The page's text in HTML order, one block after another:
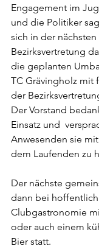
Engagement im
und die Politiker
sich in der
Bezirksvertretung
die geplanten
TC Grävingholz mit
der
Der Vorstand
Einsatz und
Anwesenden sie
dem Laufenden zu
Der nächste
dann bei
Clubgastronomie
oder auch einem
Bier statt.